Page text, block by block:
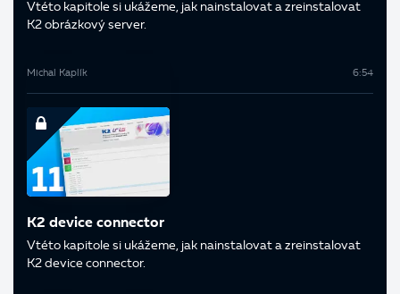
V této kapitole si ukážeme, jak nainstalovat a zreinstalovat
K2 obrázkový server.
Michal Kaplík 6:54
K2 device connector
V této kapitole si ukážeme, jak nainstalovat a zreinstalovat
K2 device connector.